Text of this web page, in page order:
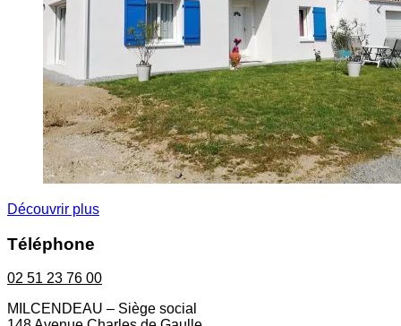
Découvrir plus
Téléphone
02 51 23 76 00
MILCENDEAU – Siège social